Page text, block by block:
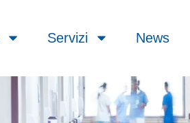
Servizi News